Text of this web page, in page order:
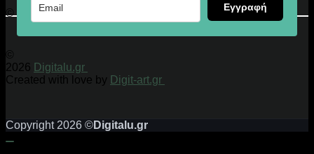
Εγγραφή
© 2026 Digitalu.gr
©
2026 Digitalu.gr
Created with love by Digit-art.gr
Copyright 2026 ©Digitalu.gr